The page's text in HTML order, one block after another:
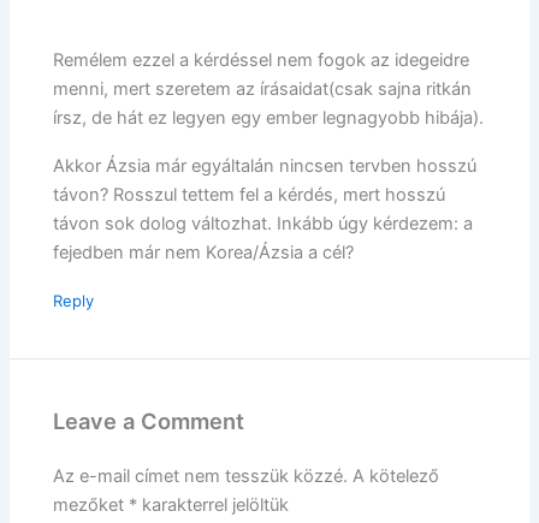
Remélem ezzel a kérdéssel nem fogok az idegeidre
menni, mert szeretem az írásaidat(csak sajna ritkán
írsz, de hát ez legyen egy ember legnagyobb hibája).
Akkor Ázsia már egyáltalán nincsen tervben hosszú
távon? Rosszul tettem fel a kérdés, mert hosszú
távon sok dolog változhat. Inkább úgy kérdezem: a
fejedben már nem Korea/Ázsia a cél?
Reply
Leave a Comment
Az e-mail címet nem tesszük közzé. A kötelező
mezőket * karakterrel jelöltük